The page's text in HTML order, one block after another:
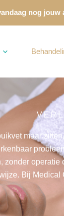
nog jouw
maar
zonder
Bij Medical